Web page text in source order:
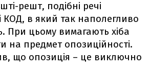
решт, подібні речі
КОД, в який так наполегливо
При цьому вимагають хіба
на предмет опозиційності.
що опозиція – це виключно